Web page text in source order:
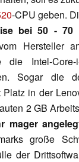
-CPU geben.
bei 50 - 70
Hersteller
Intel-Core-
Sogar die
Platz in der
2 GB
mager
große
der